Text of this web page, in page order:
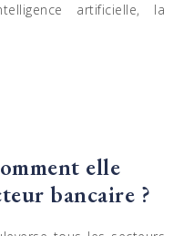
artificielle, la
elle
bancaire ?